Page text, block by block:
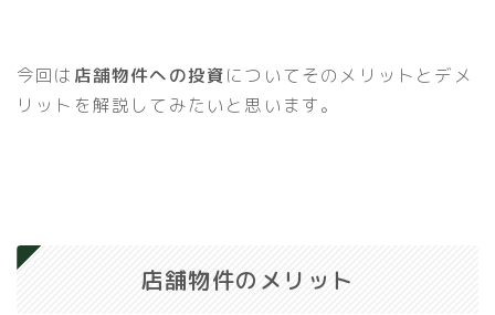
今回は 店舗物件への投資についてそのメリットとデメ
リットを解説してみたいと思います。
店舗物件のメリット